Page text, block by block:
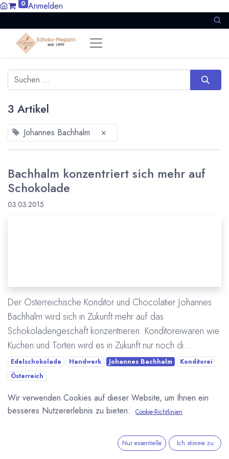
0 Anmelden
3 Artikel
Johannes Bachhalm ×
Bachhalm konzentriert sich mehr auf
Schokolade
03.03.2015
Der Österreichische Konditor und Chocolatier Johannes
Bachhalm wird sich in Zukunft mehr auf das
Schokoladengeschäft konzentrieren. Konditoreiwaren wie
Kuchen und Torten wird es in Zukunft nur noch di...
Edelschokolade Handwerk Johannes Bachhalm
Konditorei
Österreich
Mehr lesen
Wir verwenden Cookies auf dieser Website, um Ihnen ein
besseres Nutzererlebnis zu bieten.
Cookie-Richtlinien
Nur essentielle Ich stimme zu